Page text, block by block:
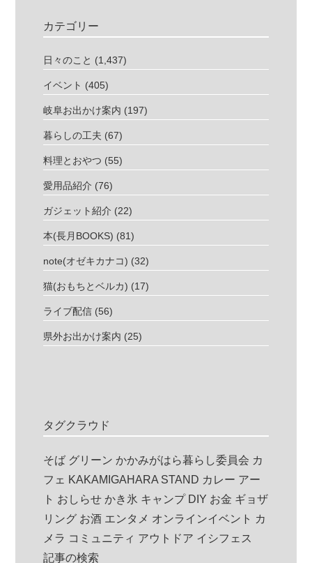
カテゴリー
日々のこと (1,437)
イベント (405)
岐阜お出かけ案内 (197)
暮らしの工夫 (67)
料理とおやつ (55)
愛用品紹介 (76)
ガジェット紹介 (22)
本(長月BOOKS) (81)
note(オゼキカナコ) (32)
猫(おもちとベルカ) (17)
ライブ配信 (56)
県外お出かけ案内 (25)
タグクラウド
そば グリーン かかみがはら暮らし委員会 カ
フェ KAKAMIGAHARA STAND カレー アー
ト おしらせ かき氷 キャンプ DIY お金 ギョザ
リング お酒 エンタメ オンラインイベント カ
メラ コミュニティ アウトドア イシフェス
記事の検索